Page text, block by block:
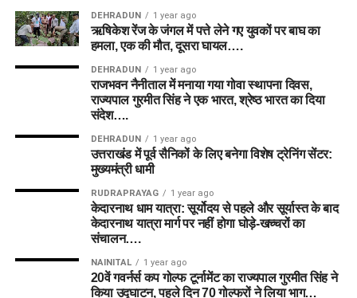
DEHRADUN 1 year ago
ऋषिकेश रेंज के जंगल में पत्ते लेने गए युवकों पर बाघ का
हमला, एक की मौत, दूसरा घायल….
DEHRADUN 1 year ago
राजभवन नैनीताल में मनाया गया गोवा स्थापना दिवस,
राज्यपाल गुरमीत सिंह ने एक भारत, श्रेष्ठ भारत का दिया
संदेश….
DEHRADUN 1 year ago
उत्तराखंड में पूर्व सैनिकों के लिए बनेगा विशेष ट्रेनिंग सेंटर:
मुख्यमंत्री धामी
RUDRAPRAYAG 1 year ago
केदारनाथ धाम यात्रा: सूर्योदय से पहले और सूर्यास्त के बाद
केदारनाथ यात्रा मार्ग पर नहीं होगा घोड़े-खच्चरों का
संचालन….
NAINITAL 1 year ago
20वें गवर्नर्स कप गोल्फ टूर्नामेंट का राज्यपाल गुरमीत सिंह ने
किया उद्घाटन, पहले दिन 70 गोल्फरों ने लिया भाग…